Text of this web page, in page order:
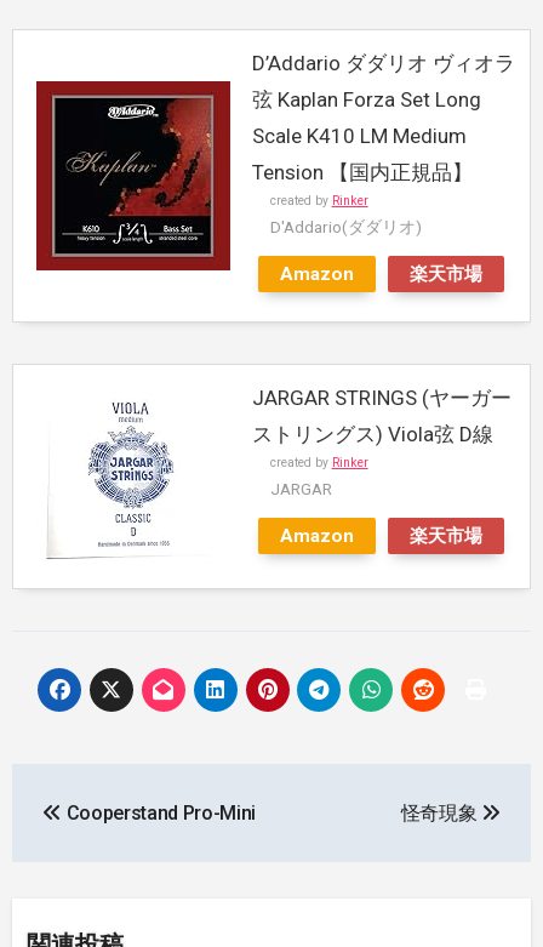
D’Addario ダダリオ ヴィオラ
弦 Kaplan Forza Set Long
Scale K410 LM Medium
Tension 【国内正規品】
created by Rinker
D'Addario(ダダリオ)
Amazon 楽天市場
JARGAR STRINGS (ヤーガー
ストリングス) Viola弦 D線
created by Rinker
JARGAR
Amazon 楽天市場
ビ
Cooperstand Pro-Mini 怪奇現象